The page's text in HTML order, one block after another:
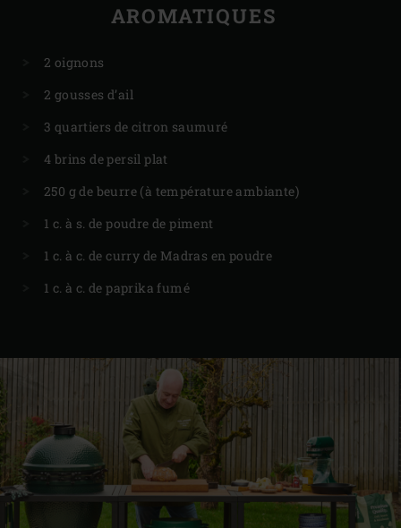
AROMATIQUES
2 oignons
2 gousses d’ail
3 quartiers de citron saumuré
4 brins de persil plat
250 g de beurre (à température ambiante)
1 c. à s. de poudre de piment
1 c. à c. de curry de Madras en poudre
1 c. à c. de paprika fumé